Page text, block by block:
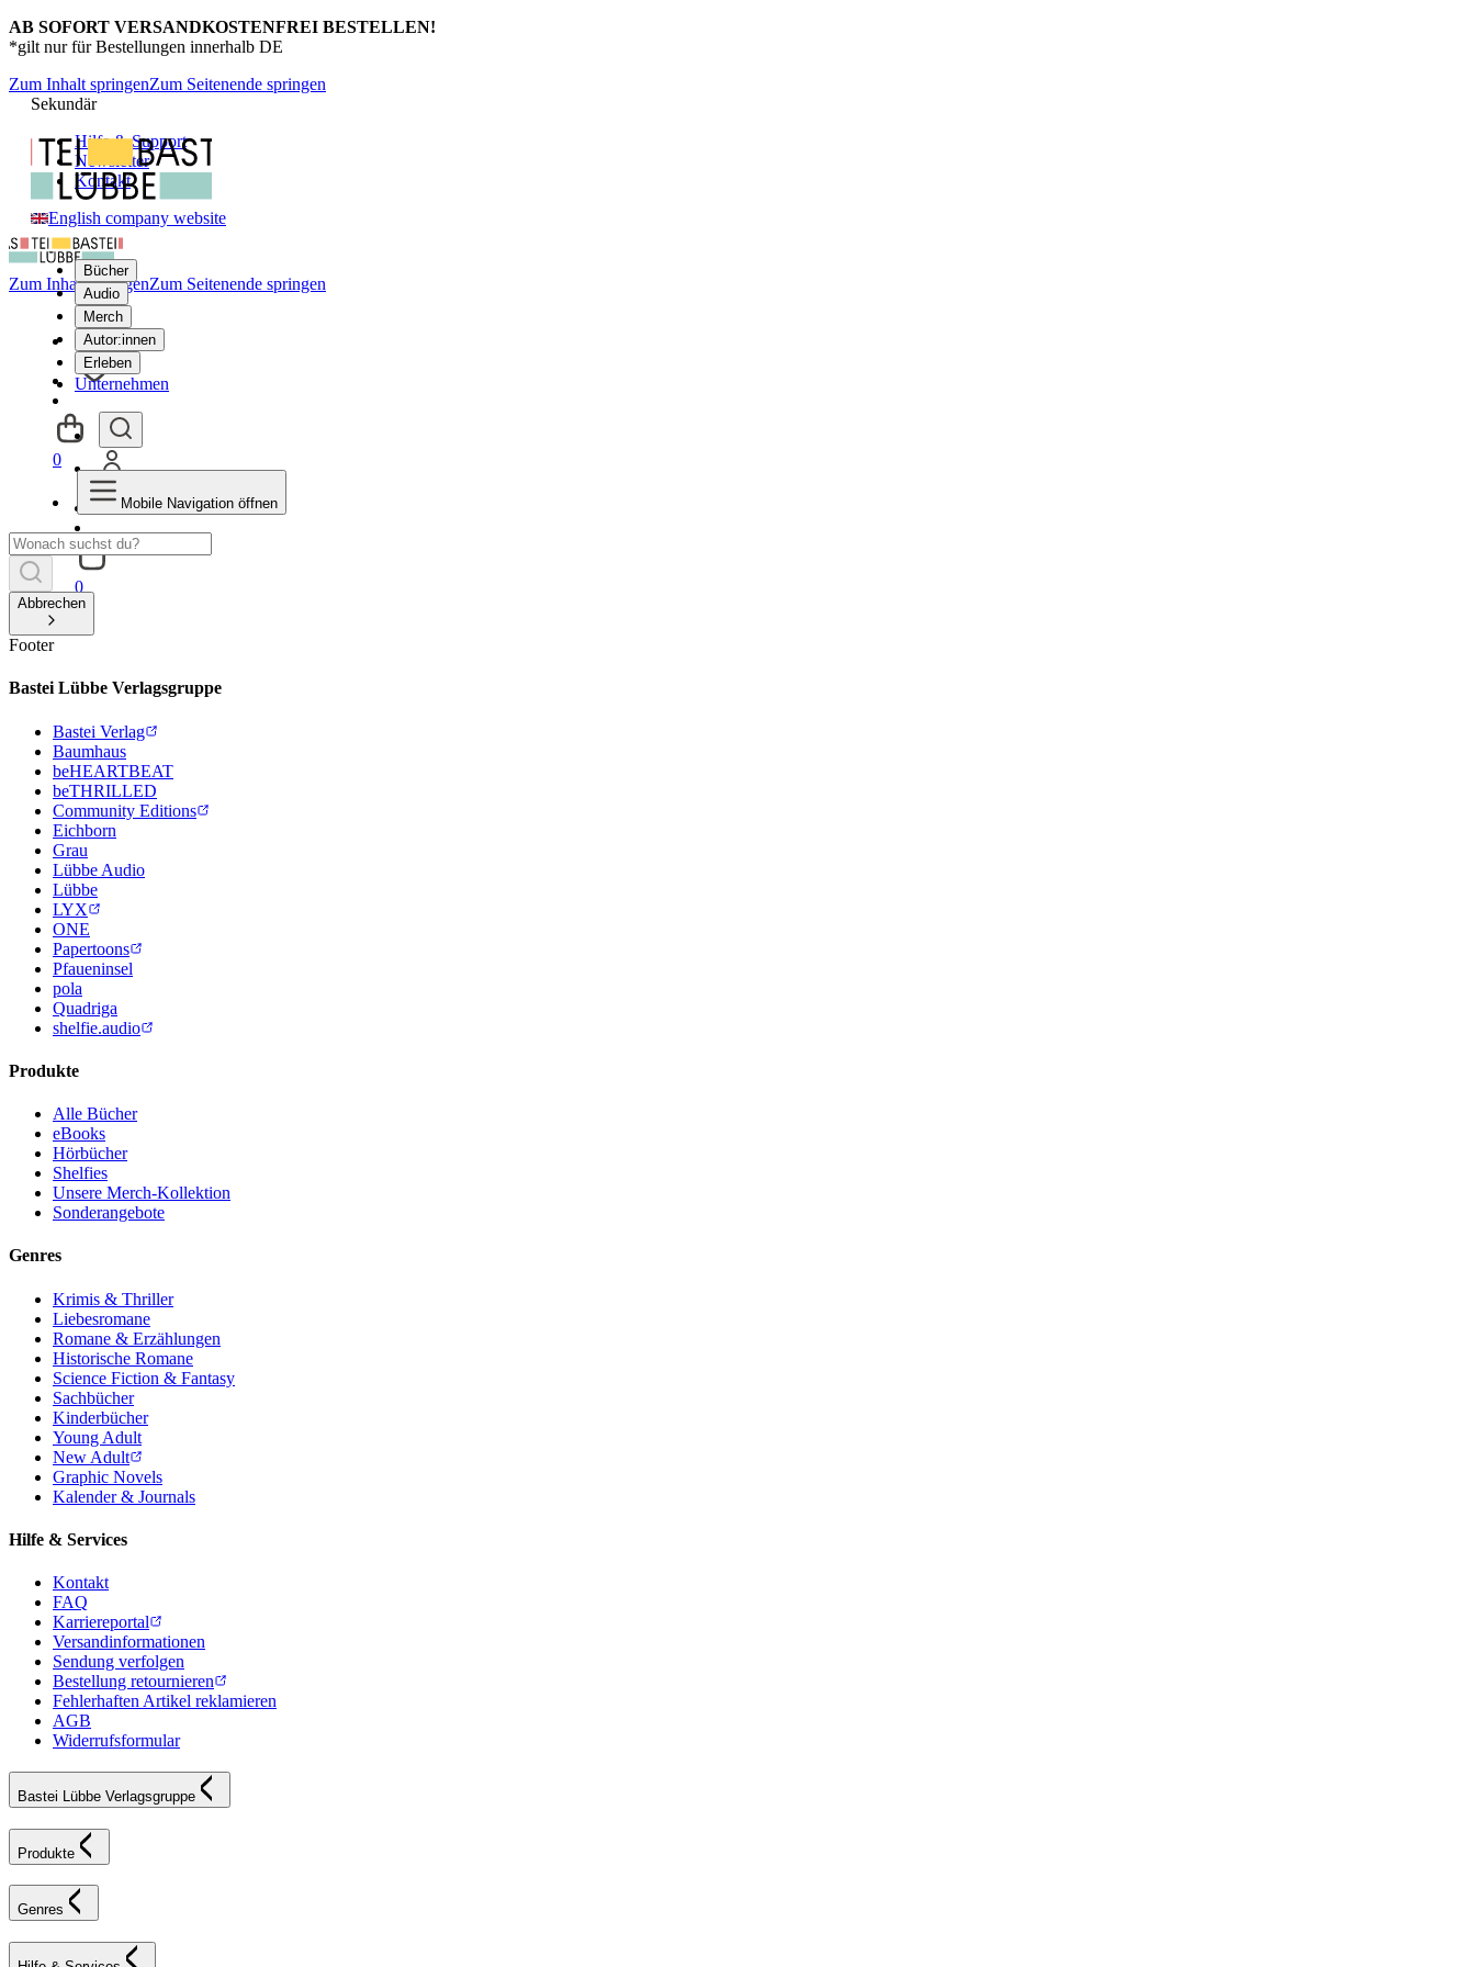
AB SOFORT VERSANDKOSTENFREI BESTELLEN!
*gilt nur für Bestellungen innerhalb DE
Zum Inhalt springenZum Seitenende springen
Sekundär
Hilfe & Support
Newsletter
Kontakt
English company website
Bücher
Audio
Merch
Autor:innen
Erleben
Unternehmen
0
Zum Inhalt springenZum Seitenende springen
0
Mobile Navigation öffnen
Abbrechen
Footer
Bastei Lübbe Verlagsgruppe
Bastei Verlag
Baumhaus
beHEARTBEAT
beTHRILLED
Community Editions
Eichborn
Grau
Lübbe Audio
Lübbe
LYX
ONE
Papertoons
Pfaueninsel
pola
Quadriga
shelfie.audio
Produkte
Alle Bücher
eBooks
Hörbücher
Shelfies
Unsere Merch-Kollektion
Sonderangebote
Genres
Krimis & Thriller
Liebesromane
Romane & Erzählungen
Historische Romane
Science Fiction & Fantasy
Sachbücher
Kinderbücher
Young Adult
New Adult
Graphic Novels
Kalender & Journals
Hilfe & Services
Kontakt
FAQ
Karriereportal
Versandinformationen
Sendung verfolgen
Bestellung retournieren
Fehlerhaften Artikel reklamieren
AGB
Widerrufsformular
Bastei Lübbe Verlagsgruppe
Produkte
Genres